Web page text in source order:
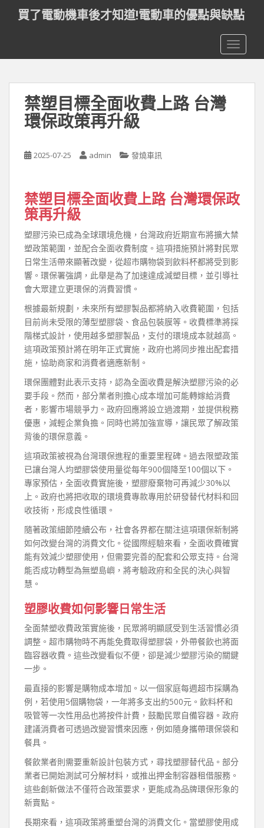
t
買了電動機車後才知道!電動車的優點與缺點
禁塑目標全面收費上路 台灣
環保政策再升級
2025-07-25 admin 發燒車訊
禁塑目標全面收費上路 台灣環保政
策再升級
塑膠污染已成為全球環境危機，台灣政府近期宣布將擴大禁
塑政策範圍，並配合全面收費制度。這項措施預計將對民眾
日常生活帶來顯著改變，從超市購物袋到飲料杯都將受到影
響。環保署強調，此舉是為了加速達成減塑目標，並引導社
會大眾建立更環保的消費習慣。
根據最新規劃，未來所有塑膠製品都將納入收費範圍，包括
目前尚未受限的薄型塑膠袋、食品包裝膜等。收費標準將採
階梯式設計，使用越多塑膠製品，支付的環境成本就越高。
這項政策預計將在明年正式實施，政府也將同步推出配套措
施，協助商家和消費者適應新制。
環保團體對此表示支持，認為全面收費是解決塑膠污染的必
要手段。然而，部分業者則擔心成本增加可能轉嫁給消費
者，影響市場競爭力。政府回應將設立過渡期，並提供稅務
優惠，減輕企業負擔。同時也將加強宣導，讓民眾了解政策
背後的環保意義。
這項政策被視為台灣環保進程的重要里程碑。過去限塑政策
已讓台灣人均塑膠袋使用量從每年900個降至100個以下。
專家預估，全面收費實施後，塑膠廢棄物可再減少30%以
上。政府也將把收取的環境費專款專用於研發替代材料和回
收技術，形成良性循環。
隨著政策細節陸續公布，社會各界都在關注這項環保新制將
如何改變台灣的消費文化。從國際經驗來看，全面收費確實
能有效減少塑膠使用，但需要完善的配套和公眾支持。台灣
能否成功轉型為無塑島嶼，將考驗政府和全民的決心與智
慧。
塑膠收費如何影響日常生活
全面禁塑收費政策實施後，民眾將明顯感受到生活習慣必須
調整。超市購物時不再能免費取得塑膠袋，外帶餐飲也將面
臨容器收費。這些改變看似不便，卻是減少塑膠污染的關鍵
一步。
最直接的影響是購物成本增加。以一個家庭每週超市採購為
例，若使用5個購物袋，一年將多支出約500元。飲料杯和
吸管等一次性用品也將按件計費，鼓勵民眾自備容器。政府
建議消費者可透過改變習慣來因應，例如隨身攜帶環保袋和
餐具。
餐飲業者則需要重新設計包裝方式，尋找塑膠替代品。部分
業者已開始測試可分解材料，或推出押金制容器租借服務。
這些創新做法不僅符合政策要求，更能成為品牌環保形象的
新賣點。
長期來看，這項政策將重塑台灣的消費文化。當塑膠使用成